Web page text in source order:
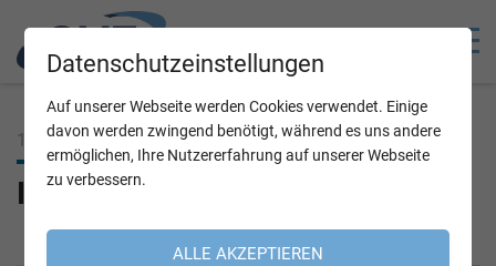
16.06.2026
Ilse Hirt im OVE Fem-Wordrap
Datenschutzeinstellungen
Auf unserer Webseite werden Cookies verwendet. Einige
davon werden zwingend benötigt, während es uns andere
ermöglichen, Ihre Nutzererfahrung auf unserer Webseite
zu verbessern.
ALLE AKZEPTIEREN